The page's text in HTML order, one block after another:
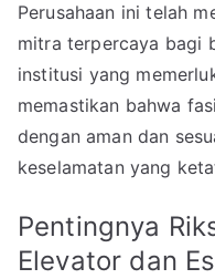
Perusahaan ini telah
mitra terpercaya bagi
institusi yang
memastikan bahwa
dengan aman dan
keselamatan yang
Pentingnya
Elevator dan